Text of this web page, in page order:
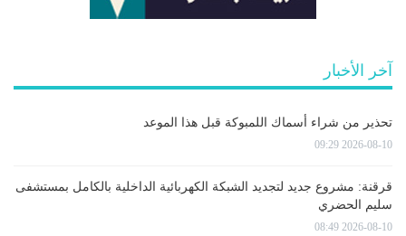
آخر الأخبار
تحذير من شراء أسماك اللمبوكة قبل هذا الموعد
2026-08-10 09:29
قرقنة: مشروع جديد لتجديد الشبكة الكهربائية الداخلية بالكامل بمستشفى
سليم الحضري
2026-08-10 08:49